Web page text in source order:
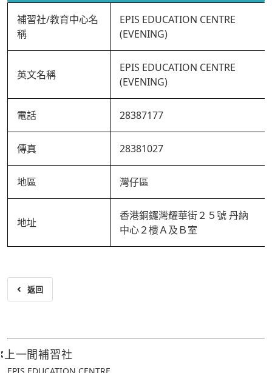
補習社/教育中心名
稱
EPIS EDUCATION CENTRE
(EVENING)
英文名稱
EPIS EDUCATION CENTRE
(EVENING)
電話 28387177
傳真 28381027
地區 灣仔區
地址
香港銅鑼灣耀華街２５號 丹納
中心２樓Ａ及Ｂ室
返回
上一間補習社